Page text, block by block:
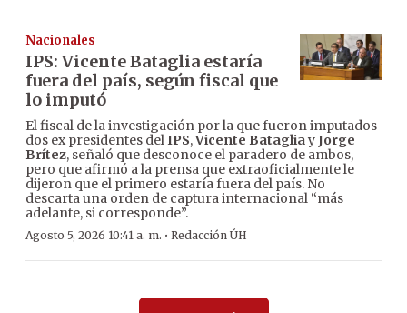
Nacionales
IPS: Vicente Bataglia estaría
fuera del país, según fiscal que
lo imputó
El fiscal de la investigación por la que fueron imputados
dos ex presidentes delIPS,Vicente BatagliayJorge
Brítez, señaló que desconoce el paradero de ambos,
pero que afirmó a la prensa que extraoficialmente le
dijeron que el primero estaría fuera del país. No
descarta una orden de captura internacional “más
adelante, si corresponde”.
Agosto 5, 2026 10:41 a. m. · Redacción ÚH